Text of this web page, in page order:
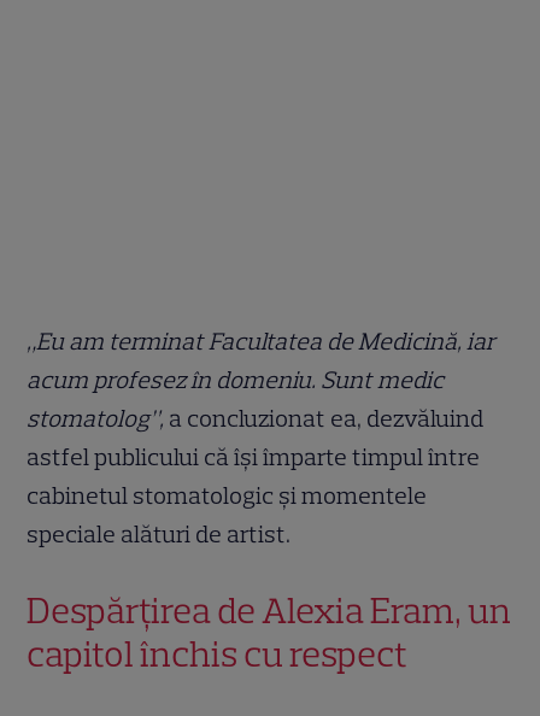
„Eu am terminat Facultatea de Medicină, iar
acum profesez în domeniu. Sunt medic
stomatolog”, a concluzionat ea, dezvăluind
astfel publicului că își împarte timpul între
cabinetul stomatologic și momentele
speciale alături de artist.
Despărțirea de Alexia Eram, un
capitol închis cu respect